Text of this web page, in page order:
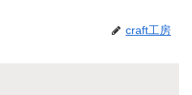
craft工房